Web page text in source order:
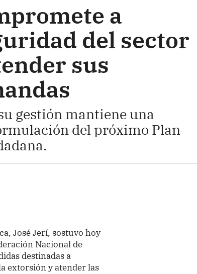
a
del sector
sus
gestión mantiene una
del próximo Plan
José Jerí, sostuvo hoy
Nacional de
destinadas a
extorsión y atender las